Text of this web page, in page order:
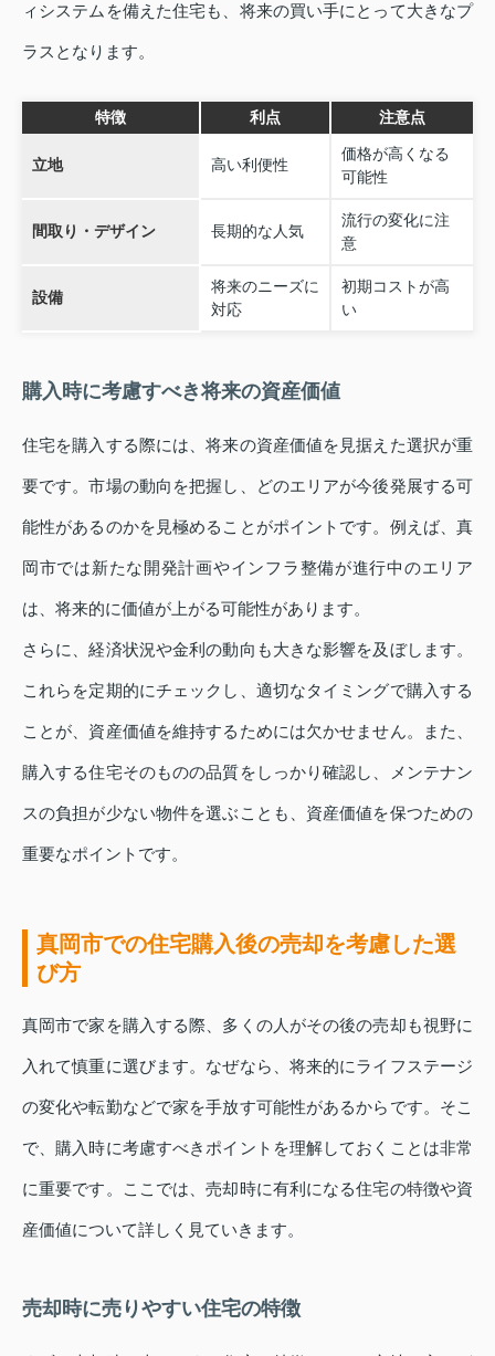
ィシステムを備えた住宅も、将来の買い手にとって大きなプ
ラスとなります。
特徴 利点 注意点
立地 高い利便性
価格が高くなる
可能性
間取り・デザイン 長期的な人気
流行の変化に注
意
設備
将来のニーズに
対応
初期コストが高
い
購入時に考慮すべき将来の資産価値
住宅を購入する際には、将来の資産価値を見据えた選択が重
要です。市場の動向を把握し、どのエリアが今後発展する可
能性があるのかを見極めることがポイントです。例えば、真
岡市では新たな開発計画やインフラ整備が進行中のエリア
は、将来的に価値が上がる可能性があります。
さらに、経済状況や金利の動向も大きな影響を及ぼします。
これらを定期的にチェックし、適切なタイミングで購入する
ことが、資産価値を維持するためには欠かせません。また、
購入する住宅そのものの品質をしっかり確認し、メンテナン
スの負担が少ない物件を選ぶことも、資産価値を保つための
重要なポイントです。
真岡市での住宅購入後の売却を考慮した選
び方
真岡市で家を購入する際、多くの人がその後の売却も視野に
入れて慎重に選びます。なぜなら、将来的にライフステージ
の変化や転勤などで家を手放す可能性があるからです。そこ
で、購入時に考慮すべきポイントを理解しておくことは非常
に重要です。ここでは、売却時に有利になる住宅の特徴や資
産価値について詳しく見ていきます。
売却時に売りやすい住宅の特徴